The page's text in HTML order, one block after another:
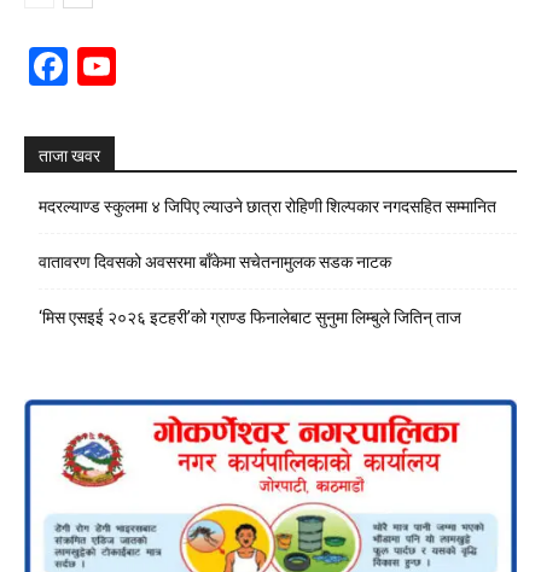
Facebook
ताजा खवर
मदरल्याण्ड स्कुलमा ४ जिपिए ल्याउने छात्रा रोहिणी शिल्पकार नगदसहित सम्मानित
वातावरण दिवसको अवसरमा बाँकेमा सचेतनामुलक सडक नाटक
‘मिस एसइई २०२६ इटहरी’को ग्राण्ड फिनालेबाट सुनुमा लिम्बुले जितिन् ताज